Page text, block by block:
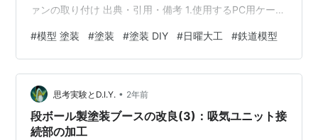
ァンの取り付け 出典・引用・備考 1.使用するPC用ケース
［*1］でした。 ”メインファイルサーバーのメンテ準
備”［*2］で中古PC用ケースファンがもう１個発生しまし
たので、計３個を使って、吸気ユニットのファン部を作
成しようと思います。 何れも、長年の使用の結果、かな
り埃が付着して、かなり汚れています😅。 一応…
#模型 塗装 #塗装 #塗装 DIY #日曜大工 #鉄道模型
思考実験とD.I.Y. • 2年前
段ボール製塗装ブースの改良(3)：吸気ユニット接
続部の加工